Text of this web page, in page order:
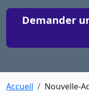
Demander
Accueil Nouvelle-